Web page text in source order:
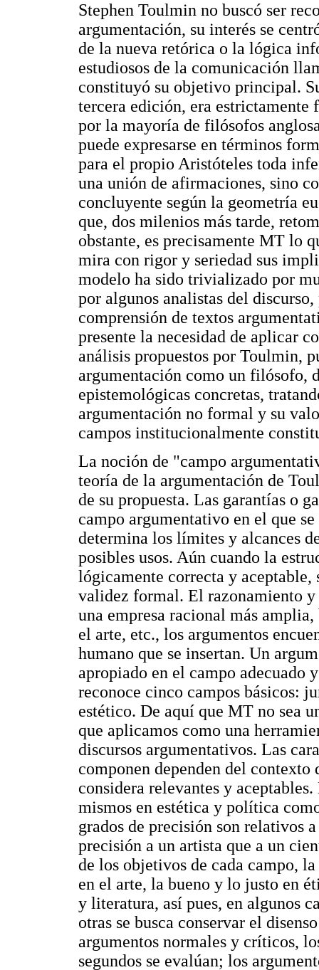
Stephen Toulmin no buscó ser
argumentación, su interés se
de la nueva retórica o la lógica
estudiosos de la comunicación
constituyó su objetivo principal.
tercera edición, era
por la mayoría de filósofos
puede expresarse en términos
para el propio Aristóteles toda
una unión de afirmaciones, sino
concluyente según la geometría
que, dos milenios más tarde,
obstante, es precisamente MT lo
mira con rigor y seriedad sus
modelo ha sido trivializado por
por algunos analistas del
comprensión de textos
presente la necesidad de aplicar
análisis propuestos por Toulmin,
argumentación como un filósofo,
epistemológicas concretas,
argumentación no formal y su
campos institucionalmente
La noción de "campo
teoría de la argumentación de
de su propuesta. Las garantías o
campo argumentativo en el que
determina los límites y alcances
posibles usos. Aún cuando la
lógicamente correcta y aceptable,
validez formal. El razonamiento y
una empresa racional más
el arte, etc., los argumentos
humano que se insertan. Un
apropiado en el campo adecuado
reconoce cinco campos básicos:
estético. De aquí que MT no sea
que aplicamos como una
discursos argumentativos. Las
componen dependen del
considera relevantes y
mismos en estética y política
grados de precisión son relativos
precisión a un artista que a un
de los objetivos de cada campo,
en el arte, la bueno y lo justo en
y literatura, así pues, en algunos
otras se busca conservar el
argumentos normales y críticos,
segundos se evalúan; los